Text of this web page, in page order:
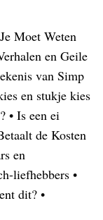
Moet Weten
en Geile
van Simp
en stukje kies
• Is een ei
de Kosten
en
liefhebbers •
dit? •